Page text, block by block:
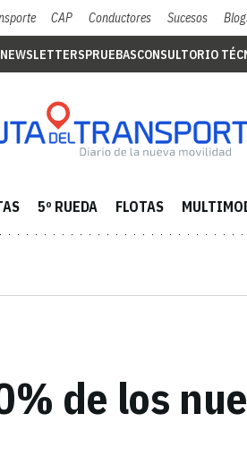
CAP Conductores Sucesos
PRUEBASCONSULTORIO
5º RUEDA FLOTAS
de los